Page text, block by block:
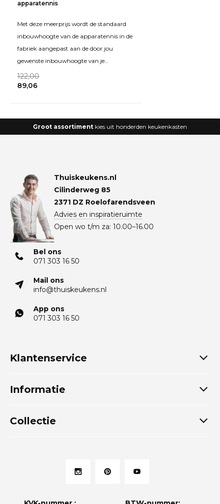
apparatennis
Met deze meerprijs wordt de standaard
inbouwhoogte van de apparatennis in de
fabriek aangepast aan de door jou
gewenste inbouwhoogte van je
inbouwappa
122,00
89,06
Groot assortiment kies uit honderden keukenkasten
Thuiskeukens.nl
Cilinderweg 85
2371 DZ Roelofarendsveen
Advies en inspiratieruimte
Open wo t/m za: 10.00–16.00
Bel ons
071 303 16 50
Mail ons
info@thuiskeukens.nl
App ons
071 303 16 50
Klantenservice
Informatie
Collectie